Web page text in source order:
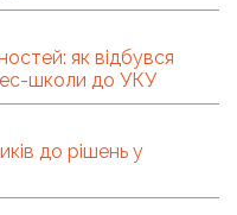
як відбувся
школи до УКУ
до рішень у